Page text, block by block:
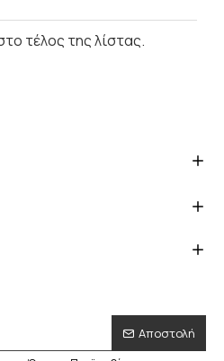
τέλος της λίστας.
Αποστολή